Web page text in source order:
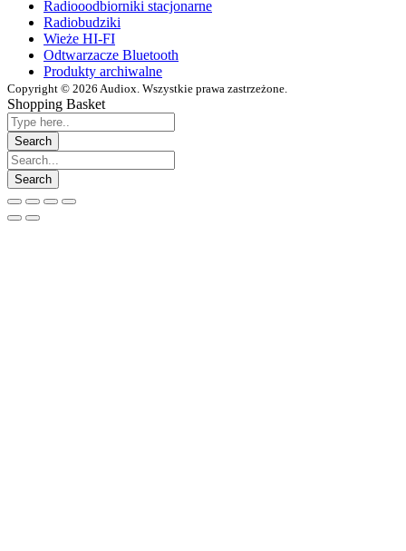
Wieże HI-FI
Odtwarzacze Bluetooth
Produkty archiwalne
Copyright © 2026 Audiox. Wszystkie prawa zastrzeżone.
Shopping Basket